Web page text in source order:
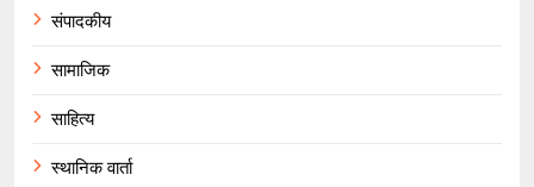
संपादकीय
सामाजिक
साहित्य
स्थानिक वार्ता